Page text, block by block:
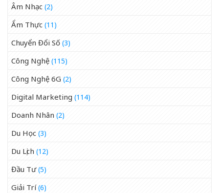
Âm Nhạc (2)
Ẩm Thực (11)
Chuyển Đổi Số (3)
Công Nghệ (115)
Công Nghệ 6G (2)
Digital Marketing (114)
Doanh Nhân (2)
Du Học (3)
Du Lịch (12)
Đầu Tư(5)
Giải Trí(6)